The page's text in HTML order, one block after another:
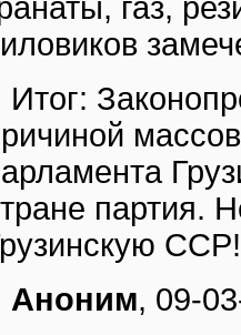
газ,
Итог:
партия.
ССР!
Аноним, 09-